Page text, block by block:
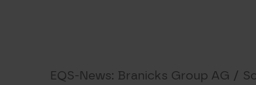
EQS-News: Branicks Group AG /